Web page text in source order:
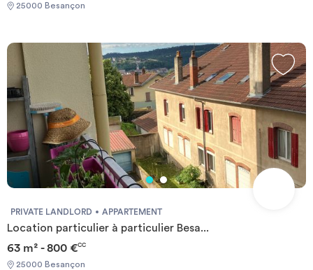
25000 Besançon
PRIVATE LANDLORD APPARTEMENT
Location particulier à particulier Besa...
63 m² - 800 €CC
25000 Besançon